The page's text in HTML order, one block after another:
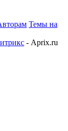
Темы на
- Aprix.ru